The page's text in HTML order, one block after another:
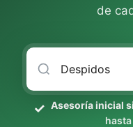
de
Asesoría inicial